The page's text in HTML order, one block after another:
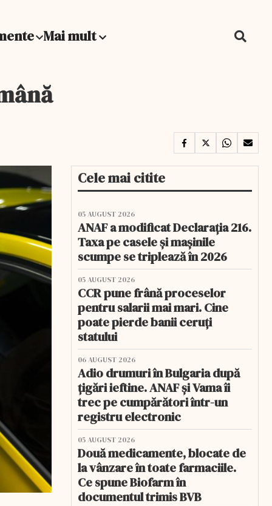
Mai mult
Cele mai citite
05 AUGUST 2026
ANAF a modificat Declarația 216.
Taxa pe casele și mașinile
scumpe se triplează în 2026
05 AUGUST 2026
CCR pune frână proceselor
pentru salarii mai mari. Cine
poate pierde banii ceruți
statului
06 AUGUST 2026
Adio drumuri în Bulgaria după
țigări ieftine. ANAF și Vama îi
trec pe cumpărători într-un
registru electronic
05 AUGUST 2026
Două medicamente, blocate de
la vânzare în toate farmaciile.
Ce spune Biofarm în
documentul trimis BVB